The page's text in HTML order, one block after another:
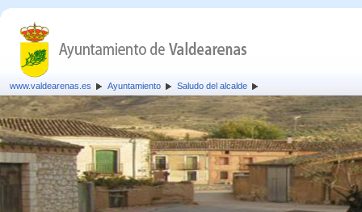
www.valdearenas.es Ayuntamiento Saludo del alcalde